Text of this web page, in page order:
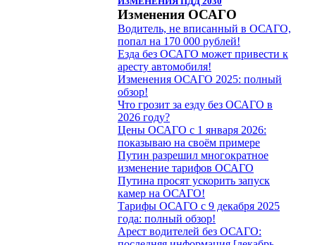
Изменения ОСАГО
Водитель, не вписанный в ОСАГО,
попал на 170 000 рублей!
Езда без ОСАГО может привести к
аресту автомобиля!
Изменения ОСАГО 2025: полный
обзор!
Что грозит за езду без ОСАГО в
2026 году?
Цены ОСАГО с 1 января 2026:
показываю на своём примере
Путин разрешил многократное
изменение тарифов ОСАГО
Путина просят ускорить запуск
камер на ОСАГО!
Тарифы ОСАГО с 9 декабря 2025
года: полный обзор!
Арест водителей без ОСАГО: